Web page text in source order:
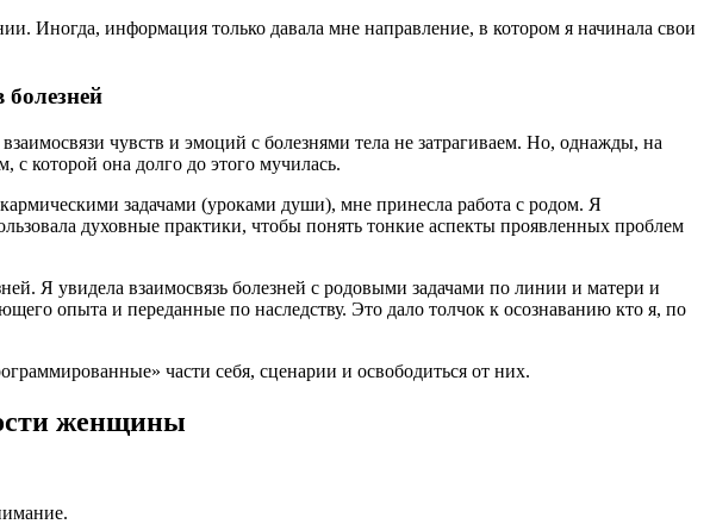
Иногда, информация только давала мне направление, в котором я начинала свои
болезней
чувств и эмоций с болезнями тела не затрагиваем. Но, однажды, на
с которой она долго до этого мучилась.
задачами (уроками души), мне принесла работа с родом. Я
духовные практики, чтобы понять тонкие аспекты проявленных проблем
Я увидела взаимосвязь болезней с родовыми задачами по линии и матери и
опыта и переданные по наследству. Это дало толчок к осознаванию кто я, по
части себя, сценарии и освободиться от них.
женщины